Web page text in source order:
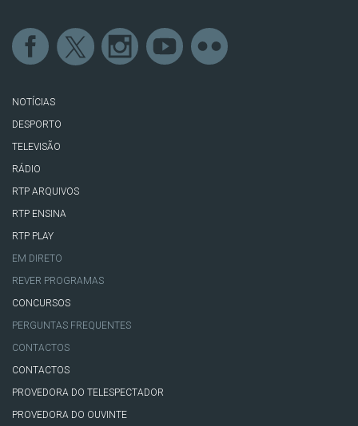
NOTÍCIAS
DESPORTO
TELEVISÃO
RÁDIO
RTP ARQUIVOS
RTP ENSINA
RTP PLAY
EM DIRETO
REVER PROGRAMAS
CONCURSOS
PERGUNTAS FREQUENTES
CONTACTOS
CONTACTOS
PROVEDORA DO TELESPECTADOR
PROVEDORA DO OUVINTE